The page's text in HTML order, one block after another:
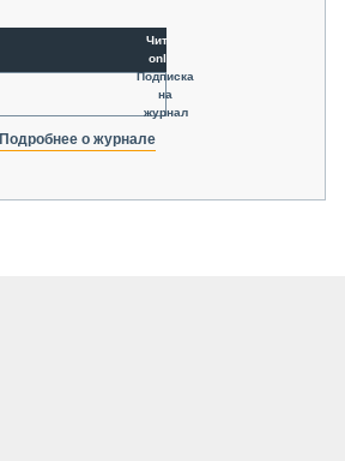
Читать
online
Подписка
на
журнал
Подробнее о журнале